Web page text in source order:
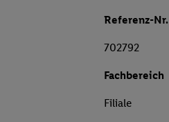
Referenz-Nr.
702792
Fachbereich
Filiale